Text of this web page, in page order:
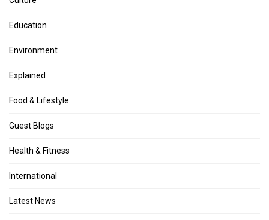
Education
Environment
Explained
Food & Lifestyle
Guest Blogs
Health & Fitness
International
Latest News